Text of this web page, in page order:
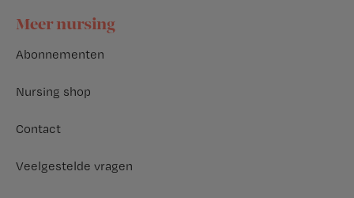
Footer
Meer nursing
Abonnementen
Nursing shop
Contact
Veelgestelde vragen